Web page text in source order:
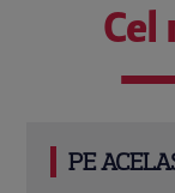
Cel
PE